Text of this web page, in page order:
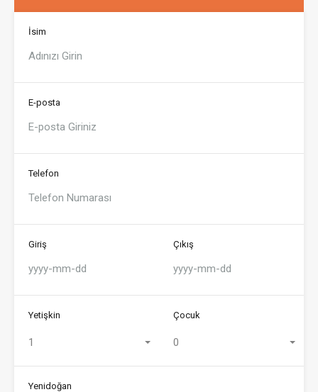
İsim
E-posta
Telefon
Giriş Çıkış
Yetişkin
1
Çocuk
0
Yenidoğan